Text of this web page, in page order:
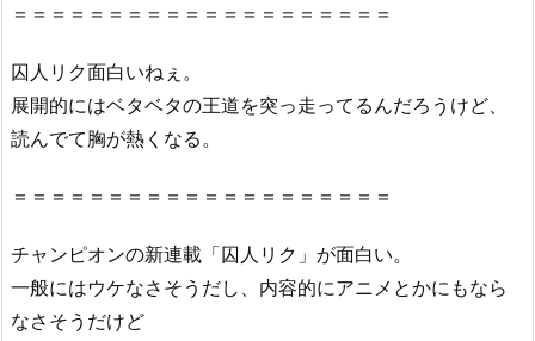
＝＝＝＝＝＝＝＝＝＝＝＝＝＝＝＝＝＝＝＝
囚人リク面白いねぇ。
展開的にはベタベタの王道を突っ走ってるんだろうけど、
読んでて胸が熱くなる。
＝＝＝＝＝＝＝＝＝＝＝＝＝＝＝＝＝＝＝＝
チャンピオンの新連載「囚人リク」が面白い。
一般にはウケなさそうだし、内容的にアニメとかにもなら
なさそうだけど